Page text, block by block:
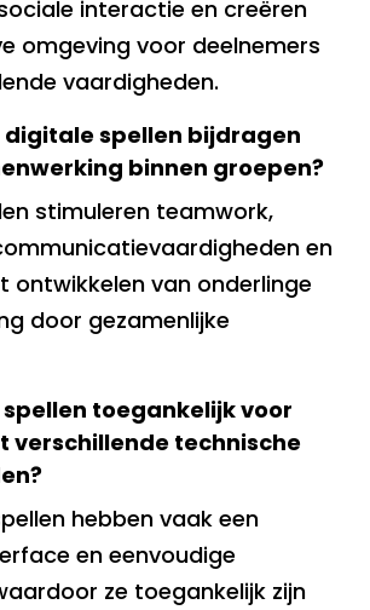
interactie en creëren
omgeving voor deelnemers
vaardigheden.
digitale spellen bijdragen
binnen groepen?
stimuleren teamwork,
en
ontwikkelen van onderlinge
door gezamenlijke
toegankelijk voor
verschillende technische
hebben vaak een
en eenvoudige
ze toegankelijk zijn